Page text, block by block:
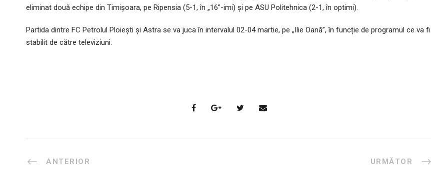
eliminat două echipe din Timișoara, pe Ripensia (5-1, în „16”-imi) și pe ASU Politehnica (2-1, în optimi).
Partida dintre FC Petrolul Ploiești și Astra se va juca în intervalul 02-04 martie, pe „Ilie Oană”, în funcție de programul ce va fi
stabilit de către televiziuni.
ANTERIOR URMĂTOR